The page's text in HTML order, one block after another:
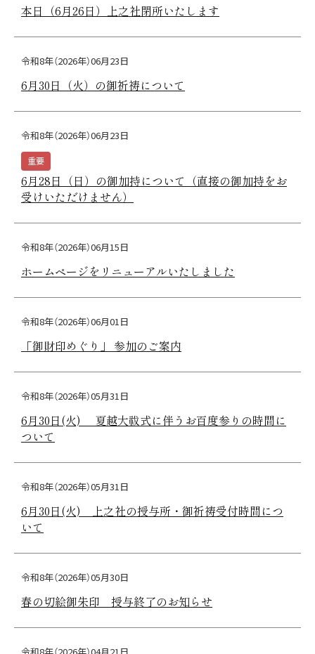
本日（6月26日）上之社閉所いたします
令和8年（2026年）06月23日
6月30日（火）の御祈祷について
令和8年（2026年）06月23日
重要
6月28日（日）の御加持について（直接の御加持をお
受けいただけません）
令和8年（2026年）06月15日
ホームページをリニューアルいたしました
令和8年（2026年）06月01日
「御財印めぐり」 参加のご案内
令和8年（2026年）05月31日
6月30日(火) 夏越大祓式に伴うお百度参りの時間に
ついて
令和8年（2026年）05月31日
6月30日(火) 上之社の授与所・御祈祷受付時間につ
いて
令和8年（2026年）05月30日
春の切絵御朱印 授与終了のお知らせ